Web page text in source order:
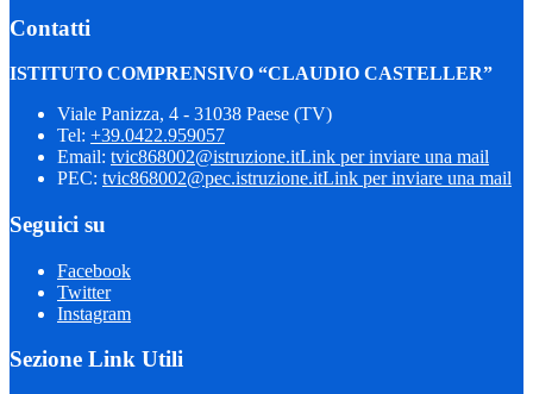
Contatti
ISTITUTO COMPRENSIVO “CLAUDIO CASTELLER”
Viale Panizza, 4 - 31038 Paese (TV)
Tel: +39.0422.959057
Email: tvic868002@istruzione.itLink per inviare una mail
PEC: tvic868002@pec.istruzione.itLink per inviare una mail
Seguici su
Facebook
Twitter
Instagram
Sezione Link Utili